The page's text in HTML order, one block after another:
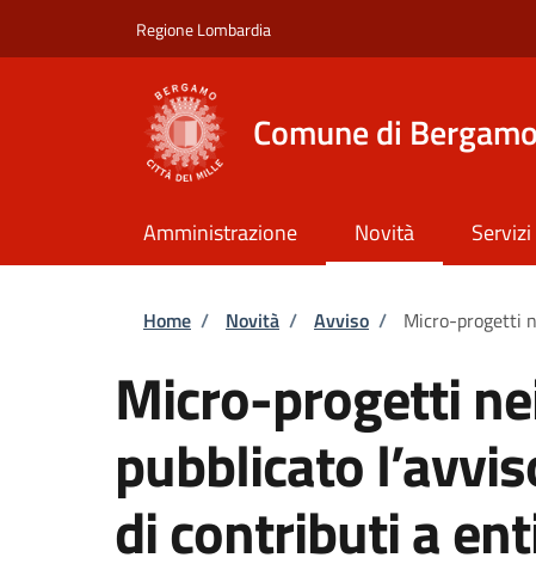
Regione Lombardia
Comune di Bergamo
Amministrazione Novità Servizi
Briciole di pane
Home / Novità / Avviso / Micro-progetti
Micro-progetti
pubblicato
di contributi a